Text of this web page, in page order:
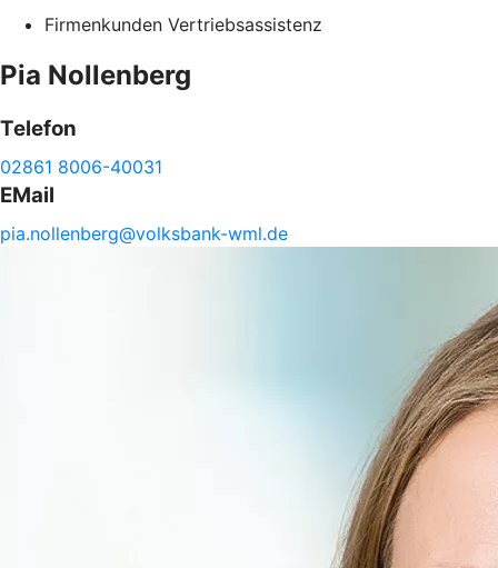
Firmenkunden Vertriebsassistenz
Pia Nollenberg
Telefon
02861 8006-40031
EMail
pia.nollenberg@volksbank-wml.de